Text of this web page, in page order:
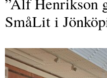
SmåLit i